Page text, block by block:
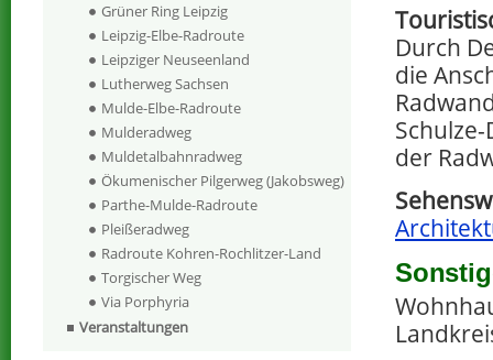
Durch
die
der
Grüner Ring Leipzig
Leipzig-Elbe-Radroute
Leipziger Neuseenland
Lutherweg Sachsen
Mulde-Elbe-Radroute
Mulderadweg
Muldetalbahnradweg
Ökumenischer Pilgerweg (Jakobsweg)
Parthe-Mulde-Radroute
Pleißeradweg
Radroute Kohren-Rochlitzer-Land
Torgischer Weg
Via Porphyria
Veranstaltungen